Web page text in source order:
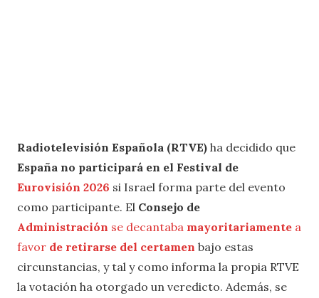
Radiotelevisión Española (RTVE) ha decidido que
España no participará en el Festival de
Eurovisión 2026 si Israel forma parte del evento
como participante. El Consejo de
Administración se decantaba mayoritariamente a
favor de retirarse del certamen bajo estas
circunstancias, y tal y como informa la propia RTVE
la votación ha otorgado un veredicto. Además, se